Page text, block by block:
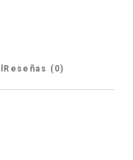
Reseñas (0)